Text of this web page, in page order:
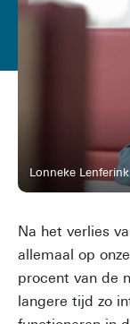
Lonneke Lenferink
Na het verlies
allemaal op
procent van de
langere tijd zo